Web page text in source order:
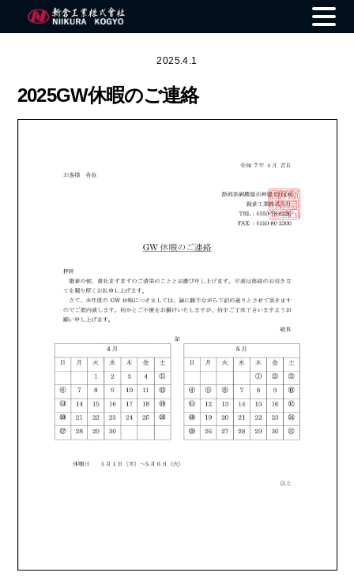
2025.4.1
2025GW休暇のご連絡